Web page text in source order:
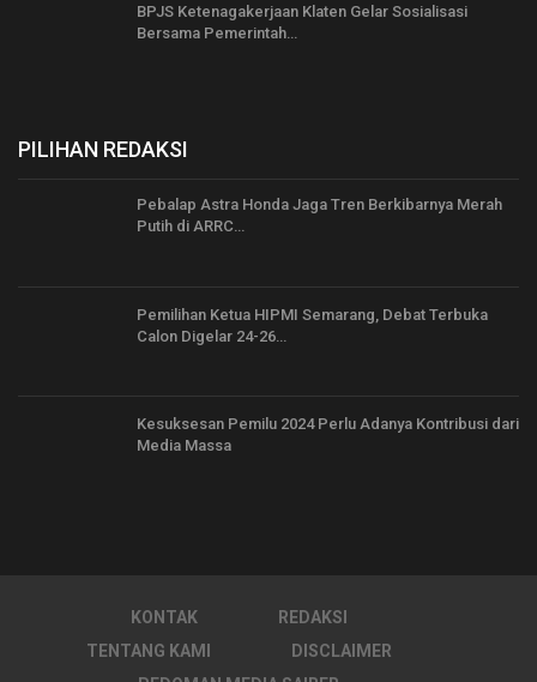
BPJS Ketenagakerjaan Klaten Gelar Sosialisasi
Bersama Pemerintah…
PILIHAN REDAKSI
Pebalap Astra Honda Jaga Tren Berkibarnya Merah
Putih di ARRC…
Pemilihan Ketua HIPMI Semarang, Debat Terbuka
Calon Digelar 24-26…
Kesuksesan Pemilu 2024 Perlu Adanya Kontribusi dari
Media Massa
KONTAK
REDAKSI
TENTANG KAMI
DISCLAIMER